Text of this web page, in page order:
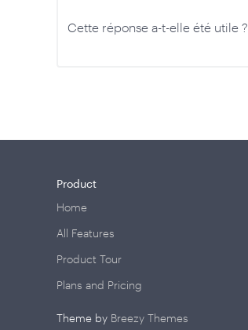
Cette réponse a-t-elle été utile ?
Product
Home
All Features
Product Tour
Plans and Pricing
Theme by Breezy Themes